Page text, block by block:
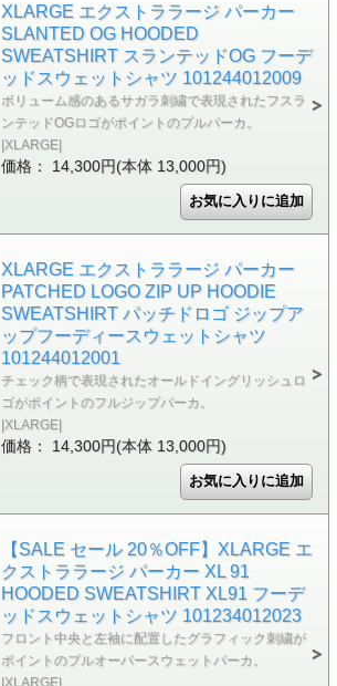
XLARGE エクストララージ パーカー
SLANTED OG HOODED
SWEATSHIRT スランテッドOG フーデ
ッドスウェットシャツ 101244012009
ボリューム感のあるサガラ刺繍で表現されたフスラ
ンテッドOGロゴがポイントのプルパーカ。
|XLARGE|
価格： 14,300円(本体 13,000円)
XLARGE エクストララージ パーカー
PATCHED LOGO ZIP UP HOODIE
SWEATSHIRT パッチドロゴ ジップア
ップフーディースウェットシャツ
101244012001
チェック柄で表現されたオールドイングリッシュロ
ゴがポイントのフルジップパーカ。
|XLARGE|
価格： 14,300円(本体 13,000円)
【SALE セール 20％OFF】XLARGE エ
クストララージ パーカー XL 91
HOODED SWEATSHIRT XL91 フーデ
ッドスウェットシャツ 101234012023
フロント中央と左袖に配置したグラフィック刺繍が
ポイントのプルオーバースウェットパーカ。
|XLARGE|